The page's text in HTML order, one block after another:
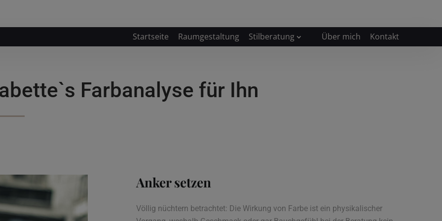
Startseite Raumgestaltung Stilberatung Über mich Kontakt
Farbanalyse für Ihn
Anker setzen
Völlig nüchtern betrachtet: Die Wirkung von Farbe ist ein physikalischer